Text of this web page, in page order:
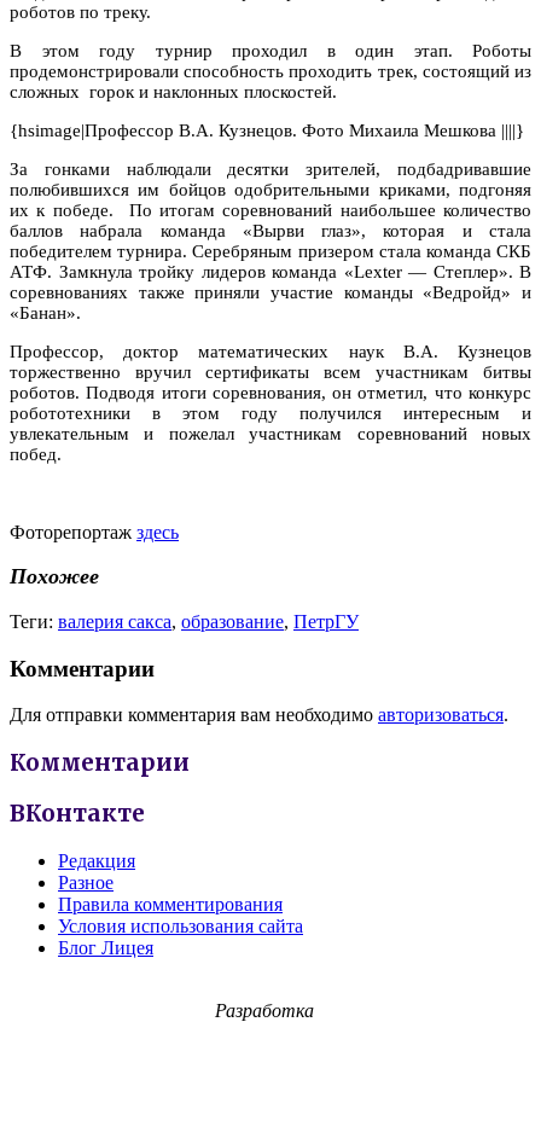
роботов по треку.
В этом году турнир проходил в один этап. Роботы
продемонстрировали способность проходить трек, состоящий из
сложных горок и наклонных плоскостей.
{hsimage|Профессор В.А. Кузнецов. Фото Михаила Мешкова ||||}
За гонками наблюдали десятки зрителей, подбадривавшие
полюбившихся им бойцов одобрительными криками, подгоняя
их к победе.
По итогам соревнований наибольшее количество
баллов набрала команда «Вырви глаз», которая и стала
победителем турнира. Серебряным призером стала команда СКБ
АТФ. Замкнула тройку лидеров команда «Lexter— Степлер». В
соревнованиях также приняли участие команды «Ведройд» и
«Банан».
Профессор, доктор математических наук В.А. Кузнецов
торжественно вручил сертификаты всем участникам битвы
роботов. Подводя итоги соревнования, он отметил, что конкурс
робототехники в этом году получился интересным и
увлекательным и пожелал участникам соревнований новых
побед.
Фоторепортаж здесь
Похожее
Теги: валерия сакса, образование, ПетрГУ
Комментарии
Для отправки комментария вам необходимо авторизоваться.
Комментарии
ВКонтакте
Редакция
Разное
Правила комментирования
Условия использования сайта
Блог Лицея
Разработка